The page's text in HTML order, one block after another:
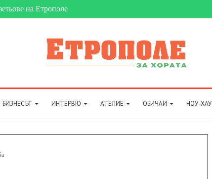
БИЗНЕСЪТ ИНТЕРВЮ АТЕЛИЕ ОБИЧАИ НОУ-ХАУ